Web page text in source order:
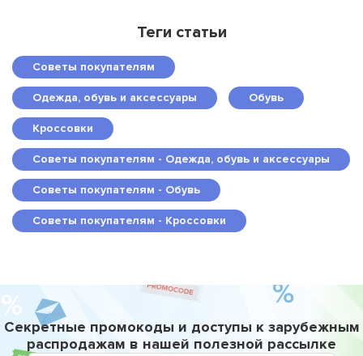
Теги статьи
Советы покупателям
Одежда, обувь и аксессуары Обувь
Кроссовки
Советы покупателям - Одежда, обувь и аксессуары
Советы покупателям - Обувь
Советы покупателям - Кроссовки
Секретные промокоды и доступы к зарубежным
распродажам в нашей полезной рассылке